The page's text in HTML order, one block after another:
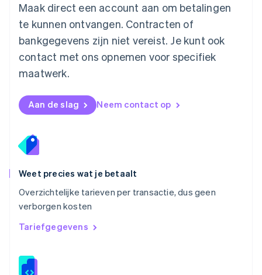
Maak direct een account aan om betalingen
te kunnen ontvangen. Contracten of
bankgegevens zijn niet vereist. Je kunt ook
contact met ons opnemen voor specifiek
maatwerk.
Aan de slag Neem contact op
Weet precies wat je betaalt
Overzichtelijke tarieven per transactie, dus geen
verborgen kosten
Tariefgegevens
NederlandsEnglish
Nieuw-Zeeland
English
Noorwegen
English
DeutschEnglish
English
Portugal
Roemenië
English
English简体中文
EnglishItaliano
Slowakije
English
Spanje
Thailand